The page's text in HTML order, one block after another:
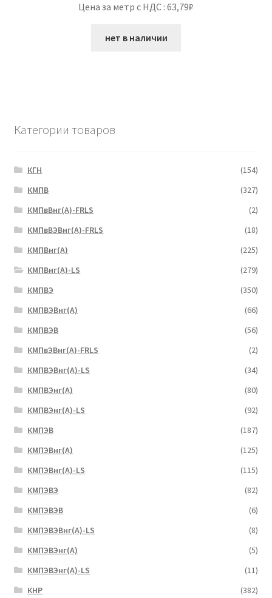
Цена за метр с НДС : 63,79₽
нет в наличии
Категории товаров
КГН
(154)
КМПВ
(327)
КМПвВнг(А)-FRLS
(2)
КМПвВЭВнг(А)-FRLS
(18)
КМПВнг(А)
(225)
КМПВнг(А)-LS
(279)
КМПВЭ
(350)
КМПВЭBнг(А)
(66)
КМПВЭВ
(56)
КМПвЭВнг(А)-FRLS
(2)
КМПВЭВнг(А)-LS
(34)
КМПВЭнг(А)
(80)
КМПВЭнг(А)-LS
(92)
КМПЭВ
(187)
КМПЭВнг(А)
(125)
КМПЭВнг(А)-LS
(115)
КМПЭВЭ
(82)
КМПЭВЭВ
(6)
КМПЭВЭВнг(А)-LS
(8)
КМПЭВЭнг(А)
(5)
КМПЭВЭнг(А)-LS
(11)
КНР
(382)